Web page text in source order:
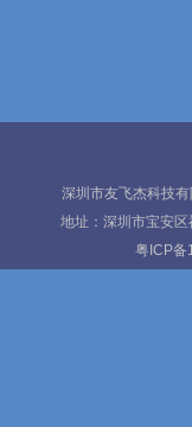
深圳市友飞杰科技
地址：深圳市宝安
粤ICP备